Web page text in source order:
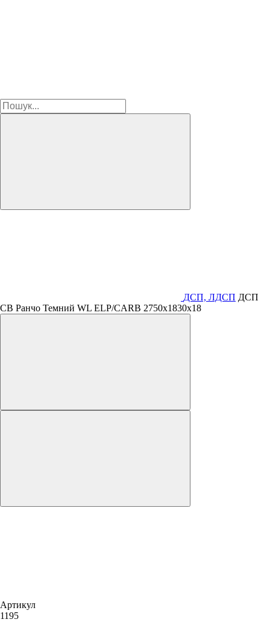
ДСП, ЛДСП ДСП
СВ Ранчо Темний WL ELP/CARB 2750x1830x18
Артикул
1195